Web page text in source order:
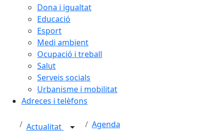
Dona i igualtat
Educació
Esport
Medi ambient
Ocupació i treball
Salut
Serveis socials
Urbanisme i mobilitat
Adreces i telèfons
Actualitat Agenda